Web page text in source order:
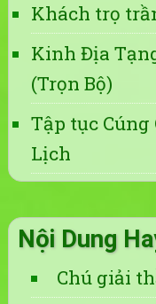
Khách trọ
Kinh Địa
(Trọn Bộ)
Tập tục
Lịch
Nội Dung
Chú giải